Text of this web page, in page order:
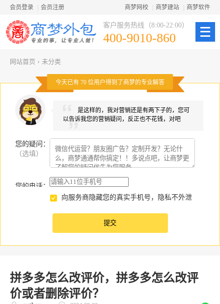
会员登录 会员注册 商梦网校 商梦建站 商梦软件
客户服务热线（8:00-22:00）
400-9010-860
网站首页 › 未分类
今天已有 70 位用户得到了商梦的专业解答
是这样的，我对营销还是有两下子的，您可
以告诉我您的营销疑问，反正也不花钱，对吧
您的疑问
（选填）
：
您的电话：
向服务商隐藏您的真实手机号，隐私不外泄
拼多多怎么改评价，拼多多怎么改评
价或者删除评价？